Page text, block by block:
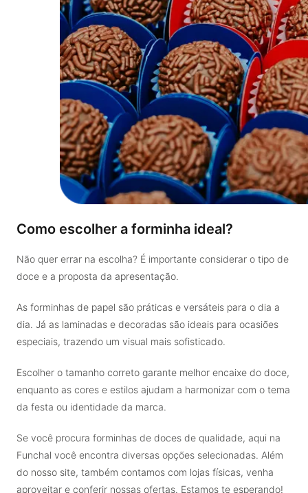
Como escolher a forminha ideal?
Não quer errar na escolha? É importante considerar o tipo de
doce e a proposta da apresentação.
As forminhas de papel são práticas e versáteis para o dia a
dia. Já as laminadas e decoradas são ideais para ocasiões
especiais, trazendo um visual mais sofisticado.
Escolher o tamanho correto garante melhor encaixe do doce,
enquanto as cores e estilos ajudam a harmonizar com o tema
da festa ou identidade da marca.
Se você procura forminhas de doces de qualidade, aqui na
Funchal você encontra diversas opções selecionadas. Além
do nosso site, também contamos com lojas físicas, venha
aproveitar e conferir nossas ofertas. Estamos te esperando!